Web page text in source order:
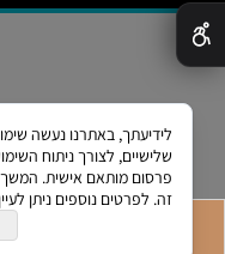
שלישיים, לצורך ניתוח
פרסום מותאם אישית.
זה. לפרטים נוספים ניתן